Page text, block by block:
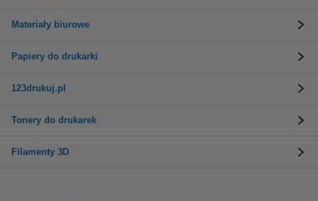
Materiały biurowe
Papiery do drukarki
123drukuj.pl
Tonery do drukarek
Filamenty 3D